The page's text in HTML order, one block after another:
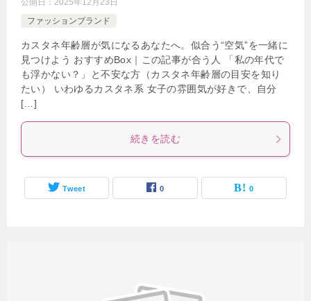
公開日： 2025年12月23日
ファッションブランド
カスタネ年齢層が気になるあなたへ。似合う“空気”を一緒に
見つけよう おすすめBox｜この記事が合う人 「私の年代で
も浮かない？」と不安な方（カスタネ年齢層の目安を知り
たい） いわゆるカスタネ系 女子の雰囲気が好きで、自分
[…]
続きを読む
Tweet 0 0